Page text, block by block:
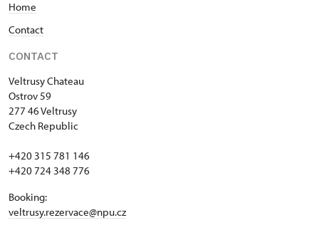
Home
Contact
CONTACT
VeltrusyChateau
Ostrov 59
277 46 Veltrusy
Czech Republic
+420 315 781 146
+420 724 348 776
Booking:
veltrusy.rezervace@npu.cz